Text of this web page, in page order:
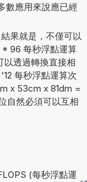
數應用來說應已經
果就是，不僅可以
96 每秒浮點運算
以透過轉換直接相
每秒浮點運算次
x 53cm x 81dm =
自然必須可以互相
(每秒浮點運